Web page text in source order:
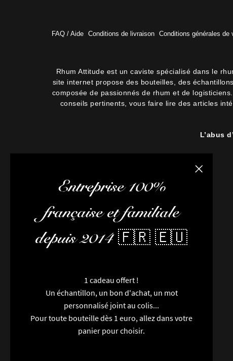
Fermer la
Entreprise 100%
française et familiale
depuis 2014 🇫🇷 🇪🇺
1 cadeau offert !
Un échantillon, un bon d'achat, un mot
personnalisé joint au colis...
Pour toute bouteille dès 1 euro, allez dans votre
panier pour choisir.
FAQ / Aide Conditions de livraison Conditions générales de
Rhum Attitude est un caviste spécialisé dans le
site internet propose des bouteilles, des
composée de passionnés de rhum et de
conseils pertinents, vous faire lire des articles
L’abus